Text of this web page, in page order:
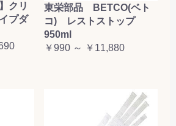
クリ
プダ
東栄部品 BETCO(ベト
コ) レストストップ
950ml
￥990 ～ ￥11,880